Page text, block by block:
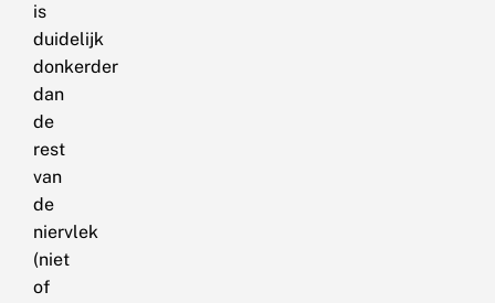
is
duidelijk
donkerder
dan
de
rest
van
de
niervlek
(niet
of